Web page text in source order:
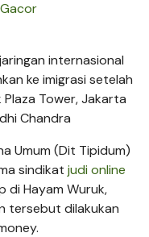
internasional
ke imigrasi setelah
Tower, Jakarta
Chandra
Umum (Dit Tipidum)
sindikat judi online
di Hayam Wuruk,
tersebut dilakukan